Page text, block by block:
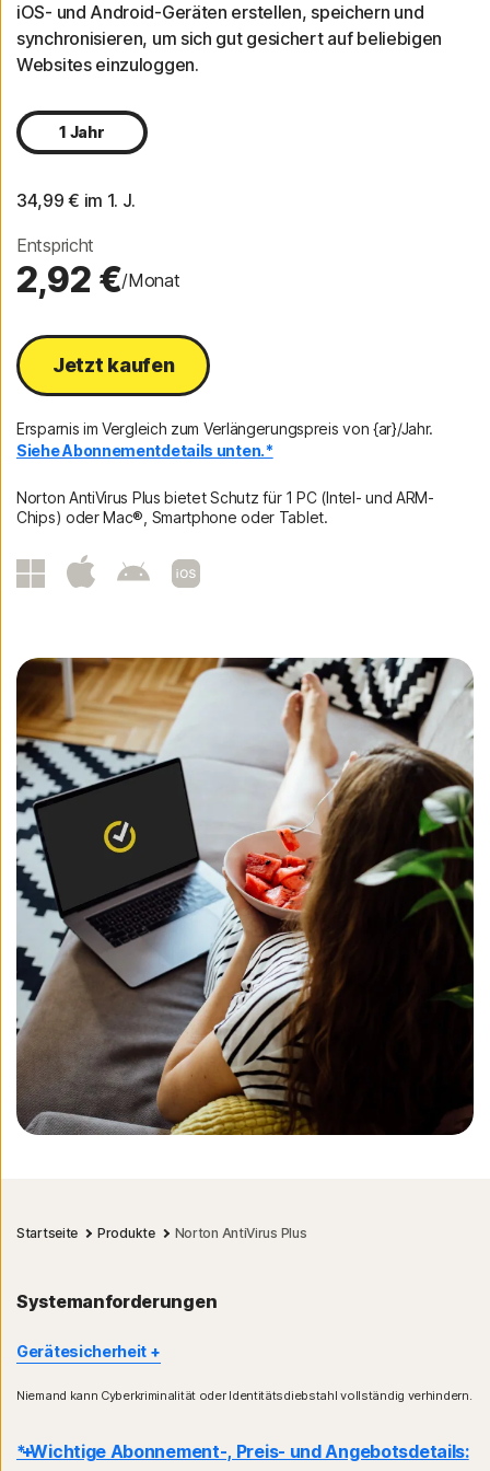
iOS- und Android-Geräten erstellen, speichern und
synchronisieren, um sich gut gesichert auf beliebigen
Websites einzuloggen.
1 Jahr
34,99 € im 1. J.
Entspricht
2,92 €/Monat
Jetzt kaufen
Ersparnis im Vergleich zum Verlängerungspreis von {ar}/Jahr.
Siehe Abonnementdetails unten.*
Norton AntiVirus Plus bietet Schutz für 1 PC (Intel- und ARM-
Chips) oder Mac®, Smartphone oder Tablet.
Startseite Produkte Norton AntiVirus Plus
Systemanforderungen
Gerätesicherheit
Einige Funktionen sind nicht für alle Geräte und Plattformen
SafeCam werden derzeit unter Mac OS nicht unterstützt.
Niemand kann Cyberkriminalität oder Identitätsdiebstahl vollständig verhindern.
* Wichtige Abonnement-, Preis- und Angebotsdetails: